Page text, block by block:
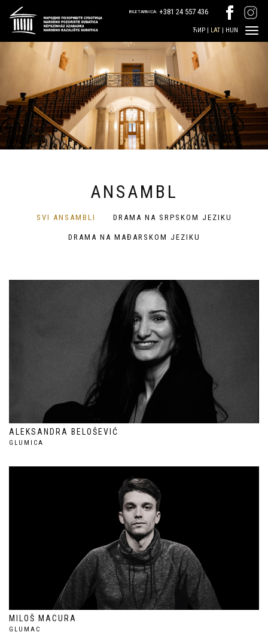
BILETARNICA: +381 24 557 436
ЋИР | LAT | HUN
ANSAMBL
SVI ANSAMBLI DRAMA NA SRPSKOM JEZIKU
DRAMA NA MAĐARSKOM JEZIKU
ALEKSANDRA BELOŠEVIĆ
GLUMICA
MILOŠ MACURA
GLUMAC